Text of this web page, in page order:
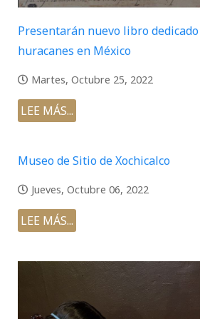
Presentarán nuevo libro
huracanes en México
Martes, Octubre 25, 2022
LEE MÁS...
Museo de Sitio de Xochicalco
Jueves, Octubre 06, 2022
LEE MÁS...